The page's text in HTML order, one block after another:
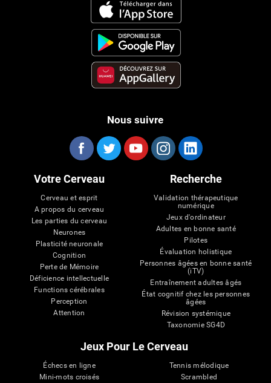
Nous suivre
Votre Cerveau
Cerveau et esprit
A propos du cerveau
Les parties du cerveau
Neurones
Plasticité neuronale
Cognition
Perte de Mémoire
Déficience intellectuelle
Functions cérébrales
Perception
Attention
Recherche
Validation thérapeutique
numérique
Jeux d'ordinateur
Adultes en bonne santé
Pilotes
Évaluation holistique
Personnes âgées en bonne santé
(iTV)
Entraînement adultes âgés
État cognitif chez les personnes
âgées
Révision systémique
Taxonomie SG4D
Jeux Pour Le Cerveau
Échecs en ligne
Mini-mots croisés
Tennis mélodique
Scrambled